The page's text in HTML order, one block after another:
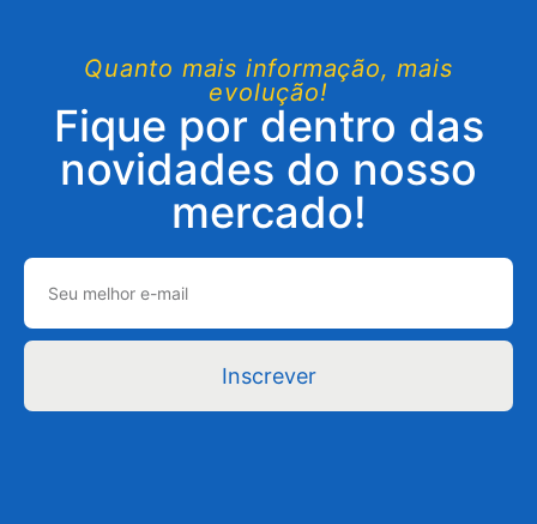
Quanto mais informação, mais
evolução!
Fique por dentro das
novidades do nosso
mercado!
Inscrever